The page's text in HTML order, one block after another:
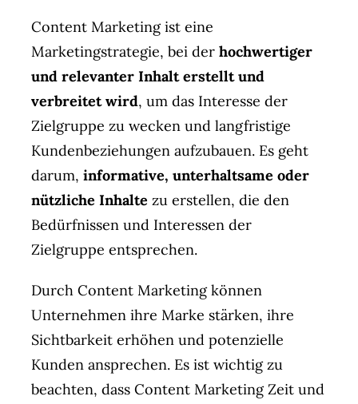
Content Marketing ist eine
Marketingstrategie, bei der hochwertiger
und relevanter Inhalt erstellt und
verbreitet wird, um das Interesse der
Zielgruppe zu wecken und langfristige
Kundenbeziehungen aufzubauen. Es geht
darum, informative, unterhaltsame oder
nützliche Inhalte zu erstellen, die den
Bedürfnissen und Interessen der
Zielgruppe entsprechen.
Durch Content Marketing können
Unternehmen ihre Marke stärken, ihre
Sichtbarkeit erhöhen und potenzielle
Kunden ansprechen. Es ist wichtig zu
beachten, dass Content Marketing Zeit und